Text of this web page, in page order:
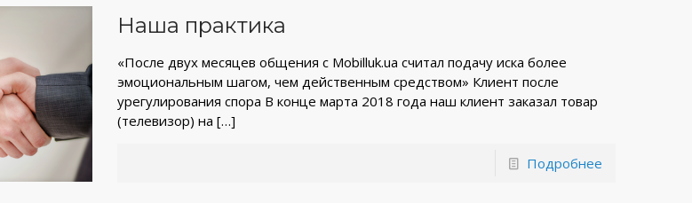
Наша практика
«После двух месяцев общения с Mobilluk.ua считал подачу иска более
эмоциональным шагом, чем действенным средством» Клиент после
урегулирования спора В конце марта 2018 года наш клиент заказал товар
(телевизор) на […]
Подробнее